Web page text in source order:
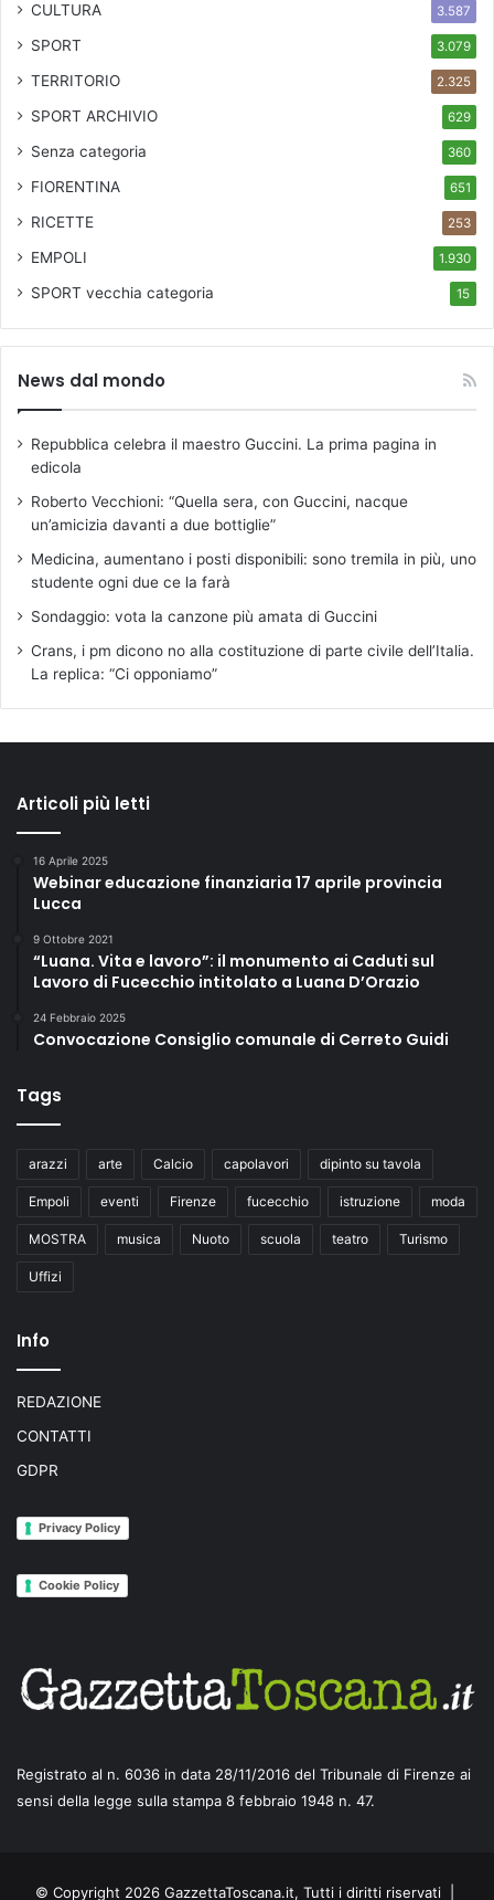
CULTURA 3.587
SPORT 3.079
TERRITORIO 2.325
SPORT ARCHIVIO 629
Senza categoria 360
FIORENTINA 651
RICETTE 253
EMPOLI 1.930
SPORT vecchia categoria 15
News dal mondo
Repubblica celebra il maestro Guccini. La prima pagina in
edicola
Roberto Vecchioni: “Quella sera, con Guccini, nacque
un’amicizia davanti a due bottiglie”
Medicina, aumentano i posti disponibili: sono tremila in più, uno
studente ogni due ce la farà
Sondaggio: vota la canzone più amata di Guccini
Crans, i pm dicono no alla costituzione di parte civile dell’Italia.
La replica: “Ci opponiamo”
Articoli più letti
16 Aprile 2025
Webinar educazione finanziaria 17 aprile provincia
Lucca
9 Ottobre 2021
“Luana. Vita e lavoro”: il monumento ai Caduti sul
Lavoro di Fucecchio intitolato a Luana D’Orazio
24 Febbraio 2025
Convocazione Consiglio comunale di Cerreto Guidi
Tags
arazzi arte Calcio capolavori dipinto su tavola
Empoli eventi Firenze fucecchio istruzione moda
MOSTRA musica Nuoto scuola teatro Turismo
Uffizi
Info
REDAZIONE
CONTATTI
GDPR
Privacy Policy
Cookie Policy
Registrato al n. 6036 in data 28/11/2016 del Tribunale di Firenze ai
sensi della legge sulla stampa 8 febbraio 1948 n. 47.
© Copyright 2026 GazzettaToscana.it, Tutti i diritti riservati |